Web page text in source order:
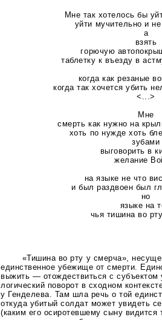
Мне так хотелось бы
уйти мучительно и
а
взять
горючую
таблетку к въезду в
когда как резаные
когда так хочется убить
<...>
Мне
смерть как нужно на
хоть по нужде хоть
зубами
выговорить в
желание
на языке не что
и был раздвоен был
но
языке на
чья тишина во
«Тишина во рту у смерча»,
единственное убежище от смерти.
выжить — отождествиться с субъектом
логический поворот в сходном
у Генделева. Там шла речь о той
откуда убитый солдат может увидеть
(каким его осиротевшему сыну видится